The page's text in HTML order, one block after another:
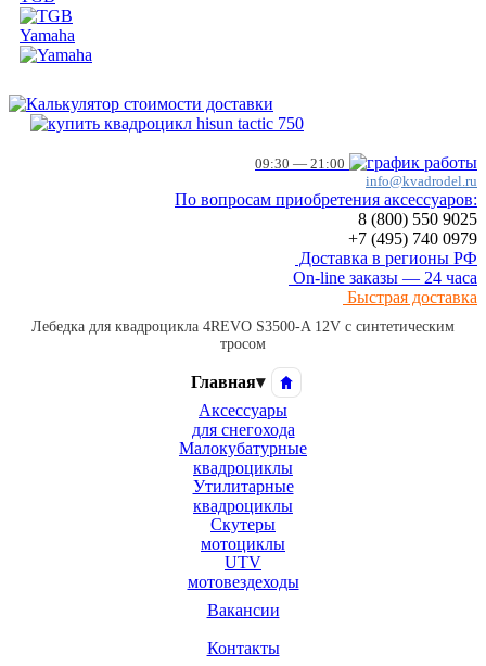
Yamaha
09:30 — 21:00
info@kvadrodel.ru
По вопросам приобретения аксессуаров:
8 (800) 550 9025
+7 (495) 740 0979
Доставка в регионы РФ
On-line заказы — 24 часа
Быстрая доставка
Лебедка для квадроцикла 4REVO S3500-A 12V с синтетическим
тросом
Главная▾
Аксессуары
для снегохода
Малокубатурные
квадроциклы
Утилитарные
квадроциклы
Скутеры
мотоциклы
UTV
мотовездеходы
Вакансии
Контакты